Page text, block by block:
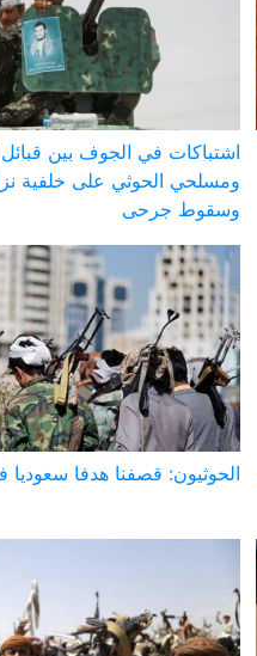
اشتباكات في الجوف بين
ومسلحي الحوثي على خلفية
وسقوط جرحى
الحوثيون: قصفنا هدفا